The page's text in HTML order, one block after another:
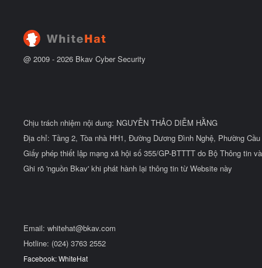
@ 2009 - 2026 Bkav Cyber Security
Chịu trách nhiệm nội dung: NGUYỄN THẢO DIỄM HẰNG
Địa chỉ: Tầng 2, Tòa nhà HH1, Đường Dương Đình Nghệ, Phường
Giấy phép thiết lập mạng xã hội số 355/GP-BTTTT do Bộ Thông tin
Ghi rõ 'nguồn Bkav' khi phát hành lại thông tin từ Website này
Email: whitehat@bkav.com
Hotline: (024) 3763 2552
Facebook: WhiteHat